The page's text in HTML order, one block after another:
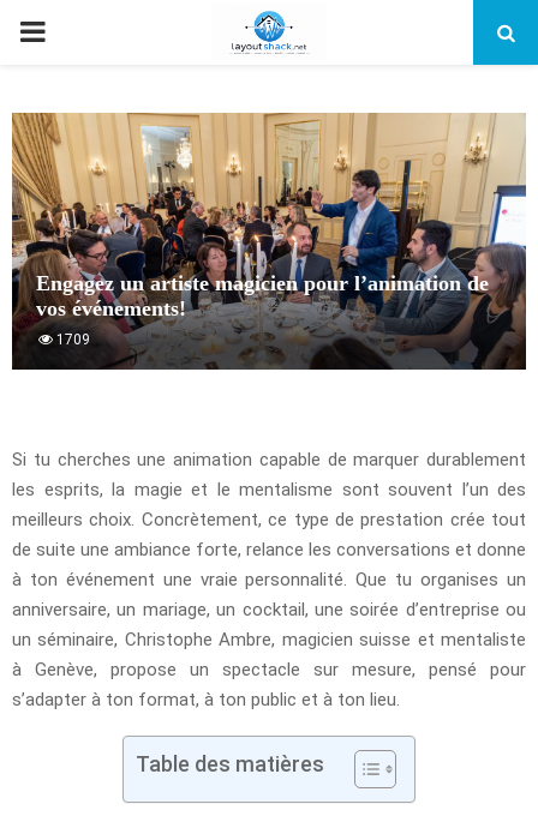
PRIMARY
Engagez un artiste magicien pour l’animation de
vos événements!
1709
Si tu cherches une animation capable de marquer durablement
les esprits, la magie et le mentalisme sont souvent l’un des
meilleurs choix. Concrètement, ce type de prestation crée tout
de suite une ambiance forte, relance les conversations et donne
à ton événement une vraie personnalité. Que tu organises un
anniversaire, un mariage, un cocktail, une soirée d’entreprise ou
un séminaire, Christophe Ambre, magicien suisse et mentaliste
à Genève, propose un spectacle sur mesure, pensé pour
s’adapter à ton format, à ton public et à ton lieu.
Table des matières